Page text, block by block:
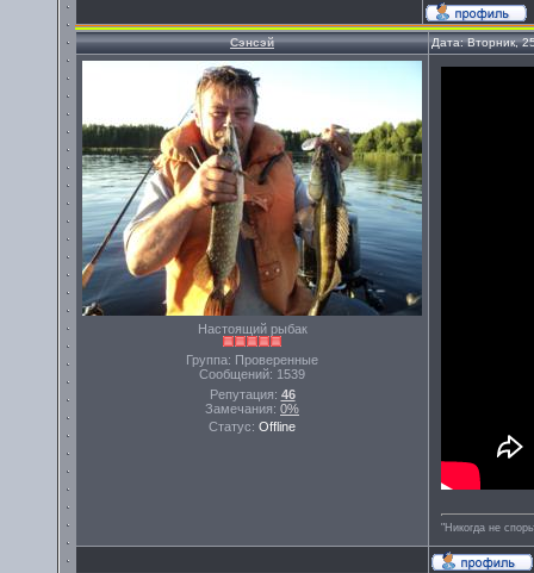
Сэнсэй Дата: Вторник,
Настоящий рыбак
Группа: Проверенные
Сообщений: 1539
Репутация: 46
Замечания: 0%
Статус: Offline
"Никогда не